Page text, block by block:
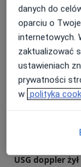
Konsultacja
Od 350 zł
Konsultacja
dwóch
Od 550 zł
USG doppler
danych do
oparciu o
internetowych.
zaktualizować
ustawieniach
prywatności
w polityka